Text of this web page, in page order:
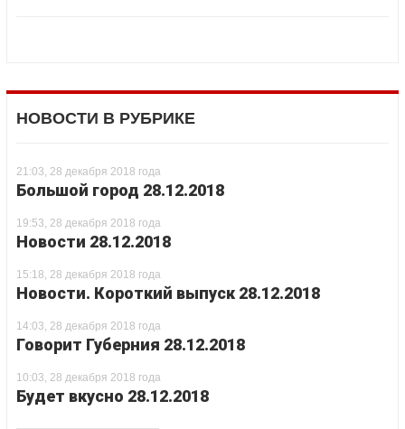
НОВОСТИ В РУБРИКЕ
21:03, 28 декабря 2018 года
Большой город 28.12.2018
19:53, 28 декабря 2018 года
Новости 28.12.2018
15:18, 28 декабря 2018 года
Новости. Короткий выпуск 28.12.2018
14:03, 28 декабря 2018 года
Говорит Губерния 28.12.2018
10:03, 28 декабря 2018 года
Будет вкусно 28.12.2018